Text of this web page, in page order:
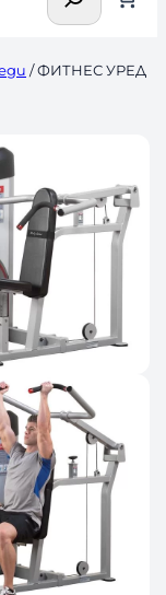
/ ФИТНЕС УРЕД